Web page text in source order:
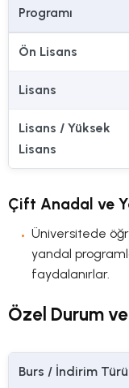
Programı
Ön Lisans
Lisans
Lisans / Yüksek
Lisans
Çift Anadal ve
Üniversitede
yandal
faydalanırlar.
Özel Durum
Burs / İndirim Türü